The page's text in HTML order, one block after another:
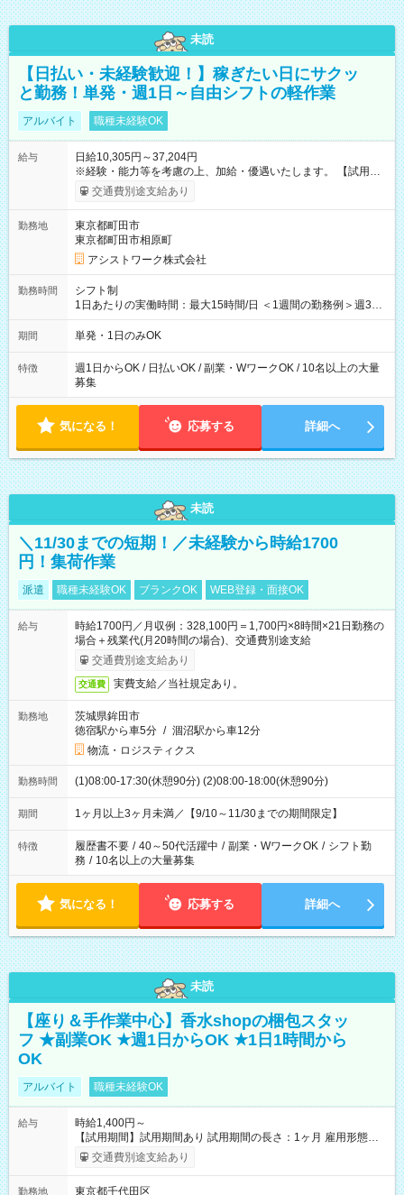
未読
【日払い・未経験歓迎！】稼ぎたい日にサクッ
と勤務！単発・週1日～自由シフトの軽作業
アルバイト 職種未経験OK
給与
日給10,305円～37,204円
※経験・能力等を考慮の上、加給・優遇いたします。 【試用期
間】試用期間なし
交通費別途支給あり
勤務地
東京都町田市
東京都町田市相原町
アシストワーク株式会社
勤務時間
シフト制
1日あたりの実働時間：最大15時間/日 ＜1週間の勤務例＞週3回
勤務 勤務：月・水・金 休み：火・木・土・日 好きな時にお仕事
可能です！ ※1日あたりの最大実働時間は日勤、夜勤共に勤務し
期間 単発・1日のみOK
特徴
週1日からOK / 日払いOK / 副業・WワークOK / 10名以上の大量
募集
気になる！ 応募する 詳細へ
未読
＼11/30までの短期！／未経験から時給1700
円！集荷作業
派遣 職種未経験OK ブランクOK WEB登録・面接OK
給与
時給1700円／月収例：328,100円＝1,700円×8時間×21日勤務の
場合＋残業代(月20時間の場合)、交通費別途支給
交通費別途支給あり
交通費 実費支給／当社規定あり。
勤務地
茨城県鉾田市
徳宿駅から車5分 / 涸沼駅から車12分
物流・ロジスティクス
勤務時間 (1)08:00-17:30(休憩90分) (2)08:00-18:00(休憩90分)
期間 1ヶ月以上3ヶ月未満／【9/10～11/30までの期間限定】
特徴 履歴書不要 / 40～50代活躍中 / 副業・WワークOK / シフト勤
務 / 10名以上の大量募集
気になる！ 応募する 詳細へ
未読
【座り＆手作業中心】香水shopの梱包スタッ
フ ★副業OK ★週1日からOK ★1日1時間から
OK
アルバイト 職種未経験OK
給与
時給1,400円～
【試用期間】試用期間あり 試用期間の長さ：1ヶ月 雇用形態、
給与は本採用時と同じです。
交通費別途支給あり
勤務地 東京都千代田区